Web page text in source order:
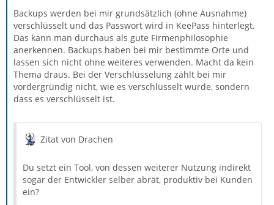
Backups werden bei mir grundsätzlich (ohne Ausnahme)
verschlüsselt und das Passwort wird in KeePass hinterlegt.
Das kann man durchaus als gute Firmenphilosophie
anerkennen. Backups haben bei mir bestimmte Orte und
lassen sich nicht ohne weiteres verwenden. Macht da kein
Thema draus. Bei der Verschlüsselung zählt bei mir
vordergründig nicht, wie es verschlüsselt wurde, sondern
dass es verschlüsselt ist.
Zitat von Drachen
Du setzt ein Tool, von dessen weiterer Nutzung indirekt
sogar der Entwickler selber abrät, produktiv bei Kunden
ein?